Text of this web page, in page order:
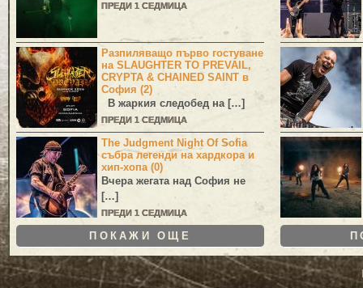
ПРЕДИ 1 СЕДМИЦА
Разпиляващо първо гостуване
на SLAUGHTER TO PREVAIL,
CRYPTA & CHAINED SAINT в
София (2)
В жаркия следобед на […]
ПРЕДИ 1 СЕДМИЦА
The Judgment Night Of Sofia
събра легенди на хардкора и
хип-хопа (0)
Вчера жегата над София не
[…]
ПРЕДИ 1 СЕДМИЦА
ПОКАЖИ ОЩЕ